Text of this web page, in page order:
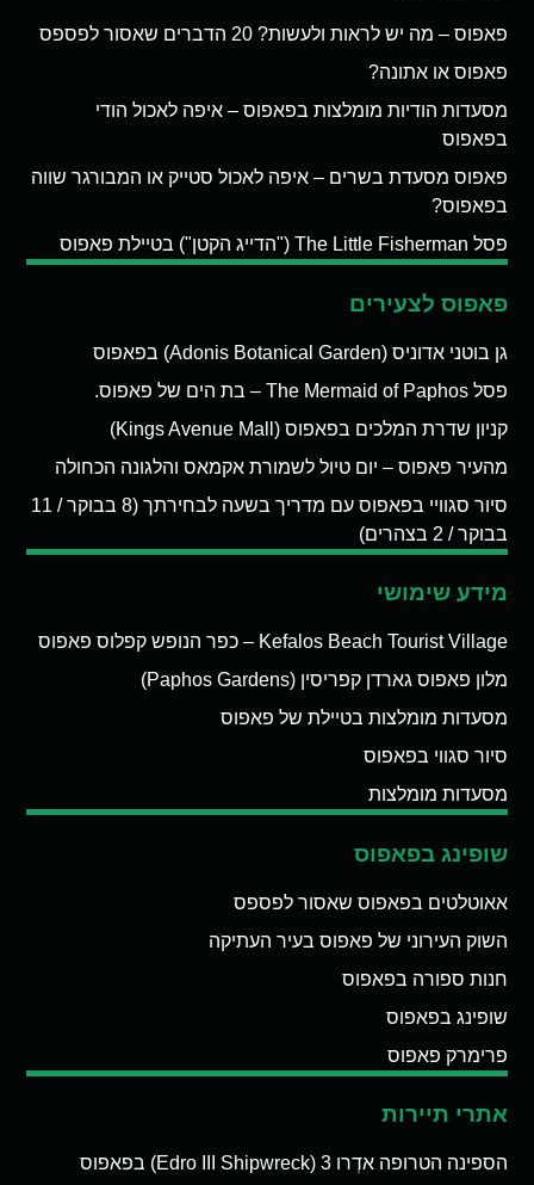
פאפוס – מה יש לראות ולעשות? 20 הדברים שאסור לפספס
פאפוס או אתונה?
מסעדות הודיות מומלצות בפאפוס – איפה לאכול הודי
בפאפוס
פאפוס מסעדת בשרים – איפה לאכול סטייק או המבורגר שווה
בפאפוס?
פסל The Little Fisherman ("הדייג הקטן") בטיילת פאפוס
פאפוס לצעירים
גן בוטני אדוניס (Adonis Botanical Garden) בפאפוס
פסל The Mermaid of Paphos – בת הים של פאפוס.
קניון שדרת המלכים בפאפוס (Kings Avenue Mall)
מהעיר פאפוס – יום טיול לשמורת אקמאס והלגונה הכחולה
סיור סגוויי בפאפוס עם מדריך בשעה לבחירתך (8 בבוקר / 11
בבוקר / 2 בצהרים)
מידע שימושי
Kefalos Beach Tourist Village – כפר הנופש קפלוס פאפוס
מלון פאפוס גארדן קפריסין (Paphos Gardens)
מסעדות מומלצות בטיילת של פאפוס
סיור סגווי בפאפוס
מסעדות מומלצות
שופינג בפאפוס
אאוטלטים בפאפוס שאסור לפספס
השוק העירוני של פאפוס בעיר העתיקה
חנות ספורה בפאפוס
שופינג בפאפוס
פרימרק פאפוס
אתרי תיירות
הספינה הטרופה אדְרו 3 (Edro III Shipwreck) בפאפוס